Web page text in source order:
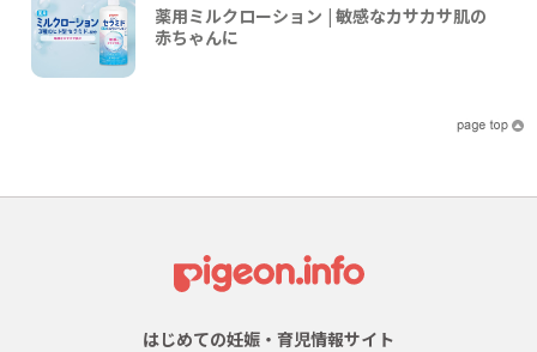
薬用ミルクローション | 敏感なカサカサ肌の
赤ちゃんに
はじめての妊娠・育児情報サイト